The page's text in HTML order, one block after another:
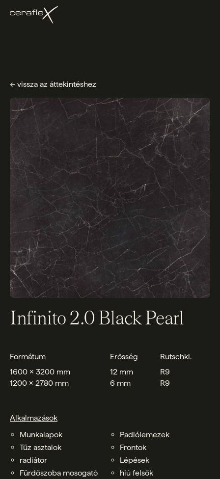
← vissza az áttekintéshez
Infinito 2.0 Black Pearl
Formátum Erősség
Rutschkl.
1600 x 3200 mm
12 mm
R9
1200 x 2780 mm
6 mm R9
Alkalmazások
Munkalapok
Padlólemezek
Tűz asztalok
Frontok
radiátor
Lépések
Fürdőszoba mosogató
hiú felsők